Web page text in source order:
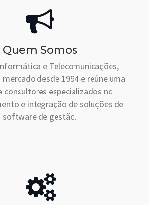
Quem Somos
e Telecomunicações,
mercado desde 1994 e reúne uma
consultores especializados no
e integração de soluções de
software de gestão.